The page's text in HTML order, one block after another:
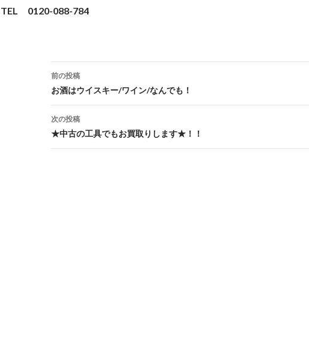
TEL 0120-088-784
投稿ナビゲーション
前の投稿
お酒はウイスキー/ワイン/なんでも！
次の投稿
★中古の工具でもお買取りします★！！